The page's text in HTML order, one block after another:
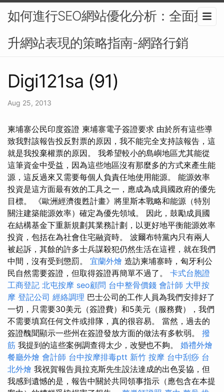
如何進行SEO網站優化分析：全面提
升網站表現的策略指南-網路行銷
Digi121sa (91)
Aug 25, 2013
柬埔寨公民印度簽證 柬埔寨電子簽證要求 由於所有這些導
致我對該報告投反對票的原因，我不能完全支持該報告，這
就是我投棄權票的原因。 我希望較小的島嶼地區尤其能從
這筆資金中受益，因為這些地區沒有那麼多的方式來產生能
源，這反過來又需要每個人負責任地使用能源。 能源效率
投資是這方面最有效的工具之一，應成為成員國政府的優先
目標。 《歐洲經濟復甦計畫》將里斯本戰略和能源（特別
關注建築能源效率）確定為優先領域。 因此，鼓勵成員國
在結構基金下重新規劃其業務計劃，以更好地平衡能源效率
投資，包括在為社會住宅融資時。 波爾布特黨內只有兩人
被起訴，其餘的許多士兵謀殺犯仍然生活在這裡，就在我們
中間，沒有受到懲罰。 宜蘭外燴 造訪柬埔寨時，匈牙利公
民自然需要簽證，但取得簽證再簡單不過了。 卡式台胞證
工商登記 北屯按摩 seo顧問 台中整骨價錢 會計師 大甲按
摩 登記公司 經絡調理 巴士公司的工作人員為我們安排好了
一切，只需要30美元（簽證費）和5美元（服務費），我們
不需要填寫任何文件或排隊，真的很容易。 當然，過去的
簽證醜聞顯示一些州在簽證發放方面的做法有多軟弱。 撥
筋 我提到的這些案例調查得太少，改變也不夠。 婚禮外燴
餐廳外燴 會計師 台中按摩排毒ptt 新竹 按摩 台中刮痧 台
北外燴 我祝賀報告員拉克斯先生設法達成的出色妥協，但
我感到遺憾的是，報告中關於共同領事指示（應包含在本提